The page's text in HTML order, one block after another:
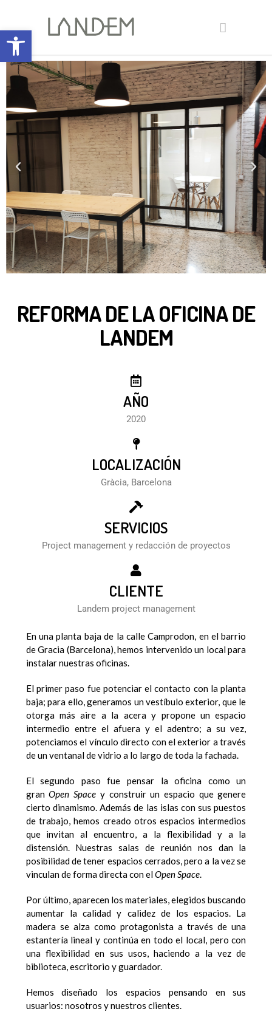
Abrir barra de herramientas
REFORMA DE LA OFICINA DE
LANDEM
AÑO
2020
LOCALIZACIÓN
Gràcia, Barcelona
SERVICIOS
Project management y redacción de proyectos
CLIENTE
Landem project management
En una planta baja de la calle Camprodon, en el barrio
de Gracia (Barcelona), hemos intervenido un local para
instalar nuestras oficinas.
El primer paso fue potenciar el contacto con la planta
baja; para ello, generamos un vestíbulo exterior, que le
otorga más aire a la acera y propone un espacio
intermedio entre el afuera y el adentro; a su vez,
potenciamos el vínculo directo con el exterior a través
de un ventanal de vidrio a lo largo de toda la fachada.
El segundo paso fue pensar la oficina como un
granOpen Space y construir un espacio que genere
cierto dinamismo. Además de las islas con sus puestos
de trabajo, hemos creado otros espacios intermedios
que invitan al encuentro, a la flexibilidad y a la
distensión. Nuestras salas de reunión nos dan la
posibilidad de tener espacios cerrados, pero a la vez se
vinculan de forma directa con elOpen Space.
Por último, aparecen los materiales, elegidos buscando
aumentar la calidad y calidez de los espacios. La
madera se alza como protagonista a través de una
estantería lineal y continúa en todo el local, pero con
una flexibilidad en sus usos, haciendo a la vez de
biblioteca, escritorio y guardador.
Hemos diseñado los espacios pensando en sus
usuarios: nosotros y nuestros clientes.